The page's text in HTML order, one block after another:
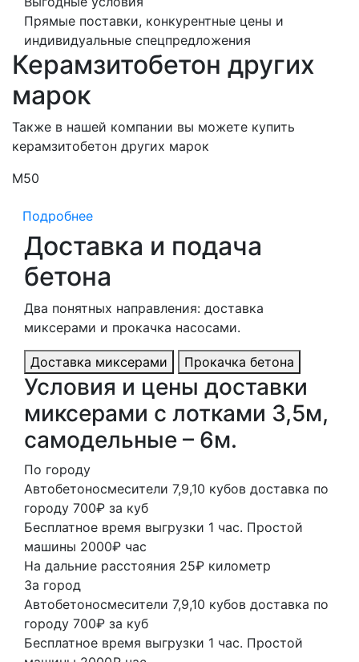
Прямые поставки, конкурентные цены и
индивидуальные спецпредложения
Керамзитобетон других
марок
Также в нашей компании вы можете купить
керамзитобетон других марок
М50
Подробнее
Доставка и подача
бетона
Два понятных направления: доставка
миксерами и прокачка насосами.
Доставка миксерами Прокачка бетона
Условия и цены доставки
миксерами с лотками 3,5м,
самодельные – 6м.
По городу
Автобетоносмесители 7,9,10 кубов доставка по
городу 700₽ за куб
Бесплатное время выгрузки 1 час. Простой
машины 2000₽ час
На дальние расстояния 25₽ километр
За город
Автобетоносмесители 7,9,10 кубов доставка по
городу 700₽ за куб
Бесплатное время выгрузки 1 час. Простой